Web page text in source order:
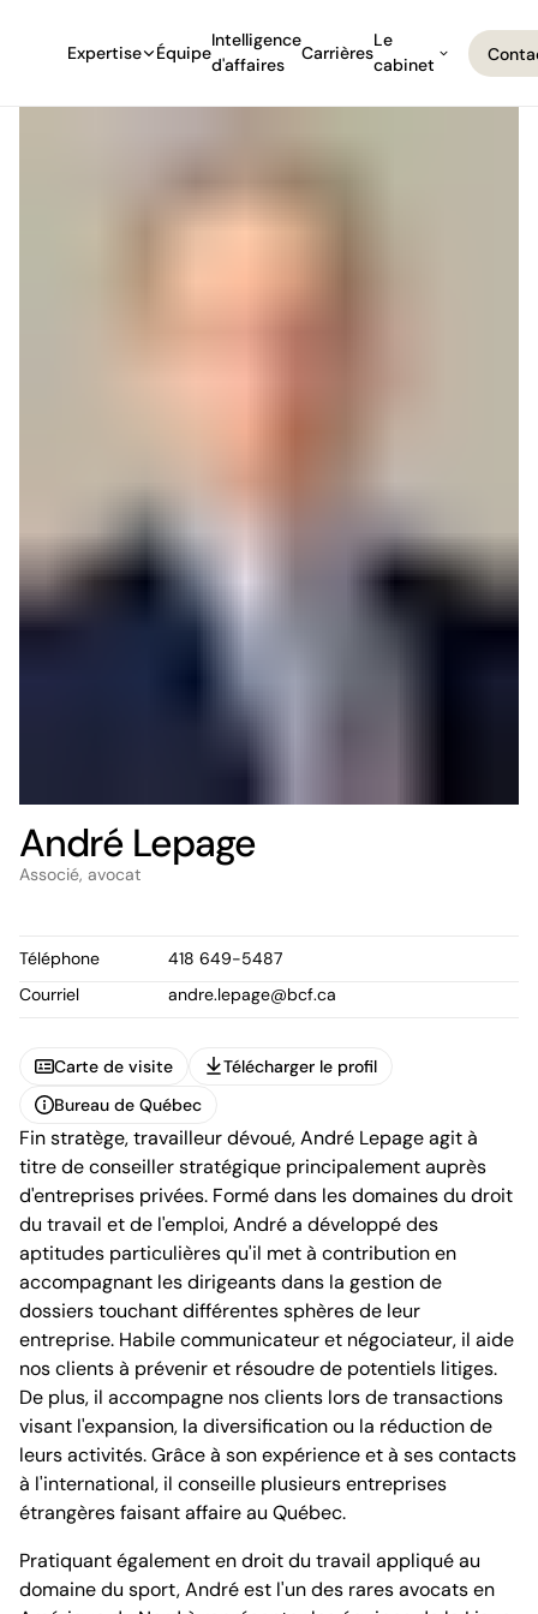
Expertise Équipe
Intelligence
d'affaires
Carrières
Le
cabinet
André Lepage
Associé, avocat
Téléphone
418 649-5487
Courriel
andre.lepage@bcf.ca
Carte de visite
Carte de visite
Télécharger le profil
Bureau de Québec
Bureau de Québec
Complexe Jules-Dallaire, tour 1
2828, boulevard Laurier, 12e étage
Québec (Québec) G1V 0B9
Canada
Tél. (418) 266-4500
Fax. (418) 266-4515
info.bcf@bcf.ca
Fin stratège, travailleur dévoué, André Lepage agit à
titre de conseiller stratégique principalement auprès
d'entreprises privées. Formé dans les domaines du droit
du travail et de l'emploi, André a développé des
aptitudes particulières qu'il met à contribution en
accompagnant les dirigeants dans la gestion de
dossiers touchant différentes sphères de leur
entreprise. Habile communicateur et négociateur, il aide
nos clients à prévenir et résoudre de potentiels litiges.
De plus, il accompagne nos clients lors de transactions
visant l'expansion, la diversification ou la réduction de
leurs activités. Grâce à son expérience et à ses contacts
à l'international, il conseille plusieurs entreprises
étrangères faisant affaire au Québec.
Pratiquant également en droit du travail appliqué au
domaine du sport, André est l'un des rares avocats en